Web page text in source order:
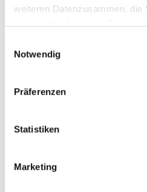
weiteren Datenzusammen, die
Impressum
Notwendig
Präferenzen
Statistiken
Marketing
Sonntag
Neckar-Personen-Schiffahrt
70376 Stuttgart
Website: